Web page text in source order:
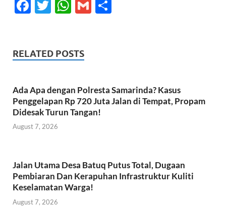
F
b
o
k
T
er
W
s
p
p
G
RELATED POSTS
Ada Apa dengan Polresta Samarinda? Kasus
Penggelapan Rp 720 Juta Jalan di Tempat, Propam
Didesak Turun Tangan!
August 7, 2026
Jalan Utama Desa Batuq Putus Total, Dugaan
Pembiaran Dan Kerapuhan Infrastruktur Kuliti
Keselamatan Warga!
August 7, 2026